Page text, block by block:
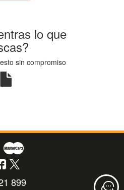
lo que
sin compromiso
899